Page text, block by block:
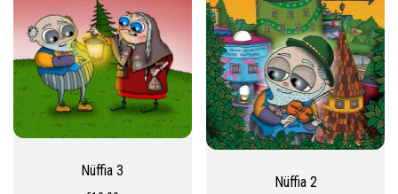
Nüffia 3
Nüffia 2